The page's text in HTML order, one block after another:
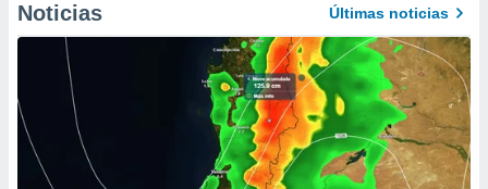
Noticias Últimas noticias